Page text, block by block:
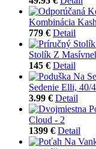
Kombinácia
779 € Detail
Stolík Z
145 € Detail
Sedenie Elli, 40/
3.99 € Detail
Cloud - 2
1399 € Detail